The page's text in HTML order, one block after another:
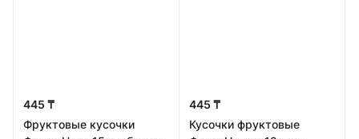
445 ₸
Фруктовые кусочки
445 ₸
Кусочки фруктовые